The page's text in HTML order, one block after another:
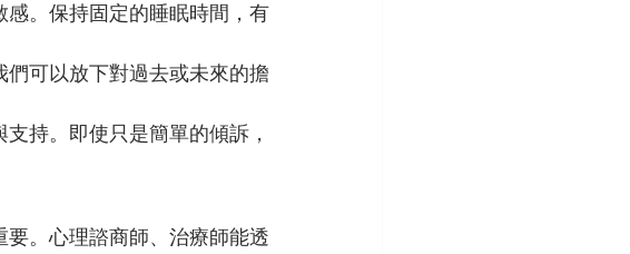
。保持固定的睡眠時間，有
可以放下對過去或未來的擔
持。即使只是簡單的傾訴，
。心理諮商師、治療師能透